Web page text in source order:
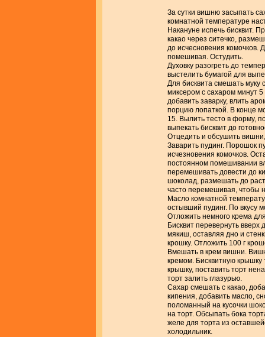
За сутки вишню засыпать
комнатной температуре
Накануне испечь бисквит.
какао через ситечко,
до исчесновения комочков.
помешивая. Остудить.
Духовку разогреть до
выстелить бумагой для
Для бисквита смешать муку
миксером с сахаром минут
добавить заварку, влить
порцию лопаткой. В конце
15. Вылить тесто в форму,
выпекать бисквит до
Отцедить и обсушить
Заварить пудинг. Порошок
исчезновения комочков.
постоянном помешивании
перемешивать довести до
шоколад, размешать до
часто перемешивая, чтобы
Масло комнатной
остывший пудинг. По вкусу
Отложить немного крема
Бисквит перевернуть
мякиш, оставляя дно и
крошку. Отложить 100 г
Вмешать в крем вишни.
кремом. Бисквитную
крышку, поставить торт
торт залить глазурью.
Сахар смешать с какао,
кипения, добавить масло,
поломанный на кусочки
на торт. Обсыпать бока
желе для торта из
холодильник.